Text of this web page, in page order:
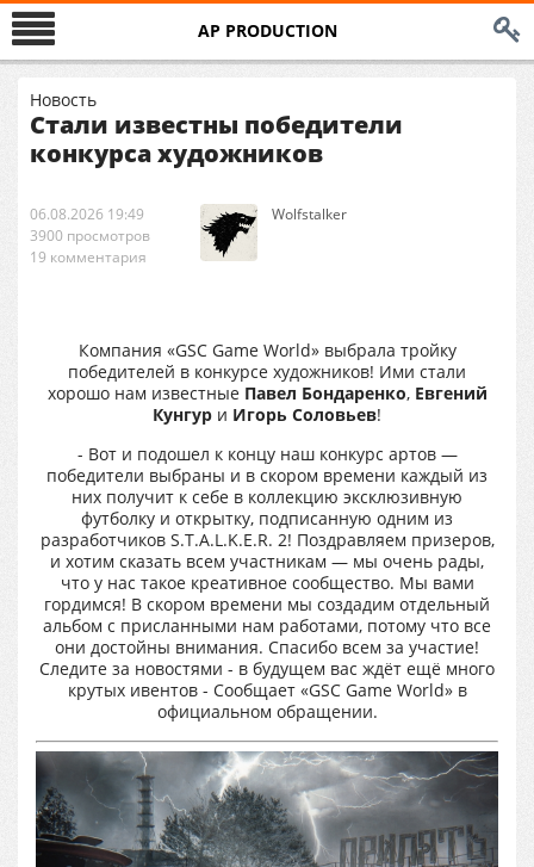
AP PRODUCTION
Новость
Стали известны победители
конкурса художников
06.08.2026 19:49
3900 просмотров
19 комментария
Wolfstalker
Компания «GSC Game World» выбрала тройку
победителей в конкурсе художников! Ими стали
хорошо нам известные Павел Бондаренко, Евгений
Кунгур и Игорь Соловьев!
- Вот и подошел к концу наш конкурс артов —
победители выбраны и в скором времени каждый из
них получит к себе в коллекцию эксклюзивную
футболку и открытку, подписанную одним из
разработчиков S.T.A.L.K.E.R. 2! Поздравляем призеров,
и хотим сказать всем участникам — мы очень рады,
что у нас такое креативное сообщество. Мы вами
гордимся! В скором времени мы создадим отдельный
альбом с присланными нам работами, потому что все
они достойны внимания. Спасибо всем за участие!
Следите за новостями - в будущем вас ждёт ещё много
крутых ивентов - Сообщает «GSC Game World» в
официальном обращении.